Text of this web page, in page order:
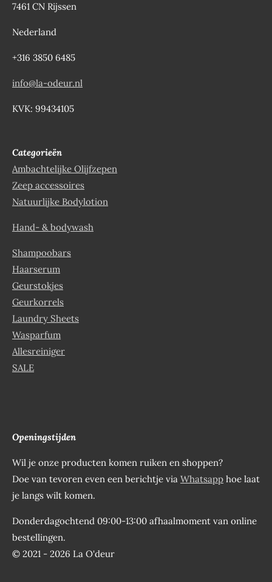
7461 CN Rijssen
Nederland
+316 3850 6485
info@la-odeur.nl
KVK: 99434105
Categorieën
Ambachtelijke Olijfzepen
Zeep accessoires
Natuurlijke Bodylotion
Hand- & bodywash
Shampoobars
Haarserum
Geurstokjes
Geurkorrels
Laundry Sheets
Wasparfum
Allesreiniger
SALE
Openingstijden
Wil je onze producten komen ruiken en shoppen?
Doe van tevoren even een berichtje via Whatsapp hoe laat
je langs wilt komen.
Donderdagochtend 09:00-13:00 afhaalmoment van online
bestellingen.
© 2021 - 2026 La O'deur